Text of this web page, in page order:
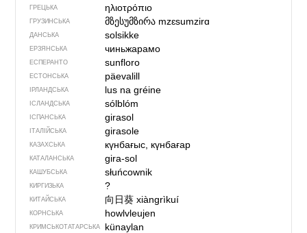
ГРЕЦЬКА ηλιοτρόπιο
ГРУЗИНСЬКА მზესუმზირა mzɛsumzirɑ
ДАНСЬКА solsikke
ЕРЗЯНСЬКА чиньжарамо
ЕСПЕРАНТО sunfloro
ЕСТОНСЬКА päevalill
ІРЛАНДСЬКА lus na gréine
ІСЛАНДСЬКА sólblóm
ІСПАНСЬКА girasol
ІТАЛІЙСЬКА girasole
КАЗАХСЬКА күнбағыс, күнбағар
КАТАЛАНСЬКА gira-sol
КАШУБСЬКА słuńcownik
КИРГИЗЬКА ?
КИТАЙСЬКА 向日葵xiàngrìkuí
КОРНСЬКА howlvleujen
КРИМСЬКОТАТАРСЬКА künaylan